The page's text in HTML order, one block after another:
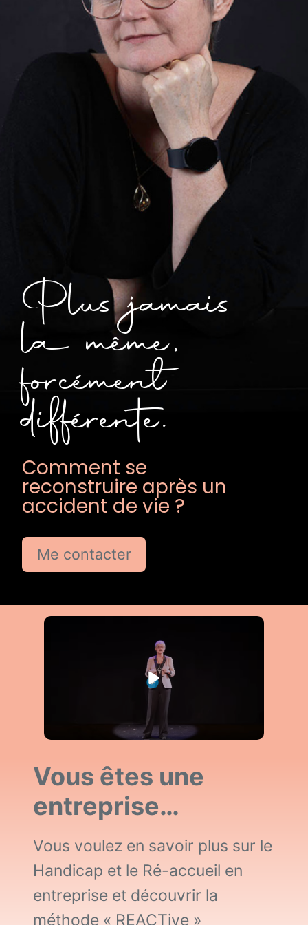
Plus jamais
la même,
forcément
différente.
Comment se
reconstruire après un
accident de vie ?
Me contacter
Vous êtes une
entreprise…
Vous voulez en savoir plus sur le
Handicap et le Ré-accueil en
entreprise et découvrir la
méthode « REACTive »